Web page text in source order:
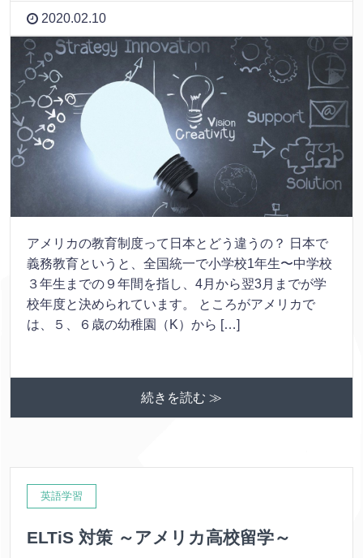
2020.02.10
アメリカの教育制度って日本とどう違うの？ 日本で
義務教育というと、全国統一で小学校1年生〜中学校
３年生までの９年間を指し、4月から翌3月までが学
校年度と決められています。 ところがアメリカで
は、５、６歳の幼稚園（K）から […]
続きを読む ≫
英語学習
ELTiS 対策 ～アメリカ高校留学～